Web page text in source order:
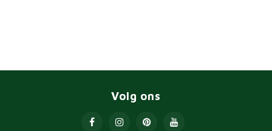
Volg ons